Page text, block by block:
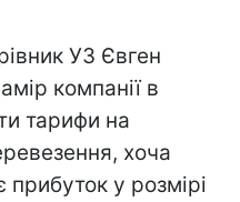
УЗ Євген
компанії в
тарифи на
хоча
прибуток у розмірі